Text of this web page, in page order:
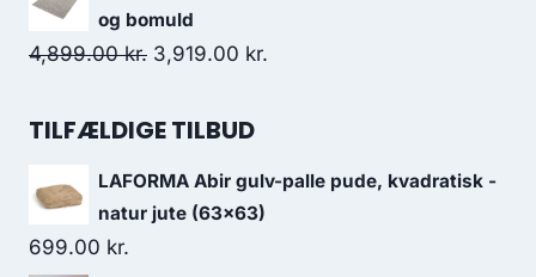
og bomuld
4,899.00kr. 3,919.00 kr.
TILFÆLDIGE TILBUD
LAFORMA Abir gulv-palle pude, kvadratisk -
natur jute (63x63)
699.00 kr.